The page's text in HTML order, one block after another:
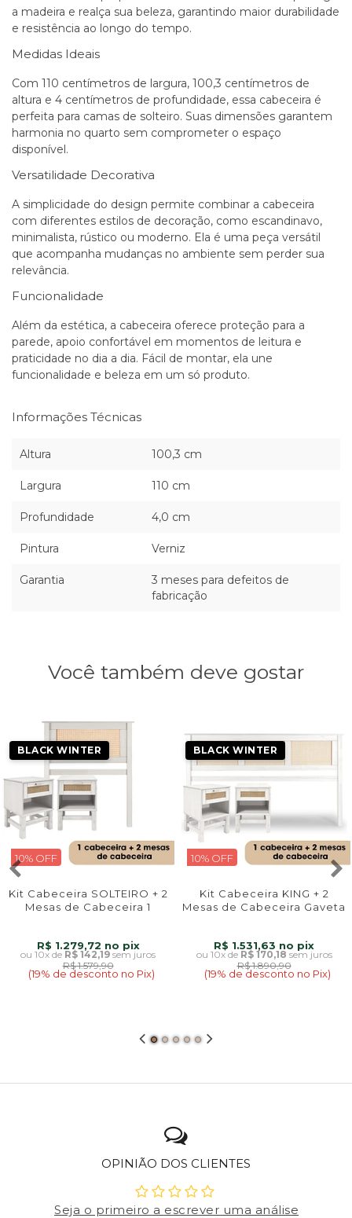
a madeira e realça sua beleza, garantindo maior durabilidade
e resistência ao longo do tempo.
Medidas Ideais
Com 110 centímetros de largura, 100,3 centímetros de
altura e 4 centímetros de profundidade, essa cabeceira é
perfeita para camas de solteiro. Suas dimensões garantem
harmonia no quarto sem comprometer o espaço
disponível.
Versatilidade Decorativa
A simplicidade do design permite combinar a cabeceira
com diferentes estilos de decoração, como escandinavo,
minimalista, rústico ou moderno. Ela é uma peça versátil
que acompanha mudanças no ambiente sem perder sua
relevância.
Funcionalidade
Além da estética, a cabeceira oferece proteção para a
parede, apoio confortável em momentos de leitura e
praticidade no dia a dia. Fácil de montar, ela une
funcionalidade e beleza em um só produto.
Informações Técnicas
Altura 100,3 cm
Largura 110 cm
Profundidade 4,0 cm
Pintura Verniz
Garantia
3 meses para defeitos de
fabricação
Você também deve gostar
10% OFF
BLACK WINTER
Kit Cabeceira SOLTEIRO + 2
Mesas de Cabeceira 1
R$ 1.279,72
10x de R$ 142,19 sem juros
R$ 1.579,90
(19% de desconto no Pix)
10% OFF
BLACK WINTER
Kit Cabeceira KING + 2
Mesas de Cabeceira Gaveta
R$ 1.531,63
10xde R$ 170,18 sem juros
R$ 1.890,90
(19% de desconto no Pix)
OPINIÃO DOS CLIENTES
Seja o primeiro a escrever uma análise